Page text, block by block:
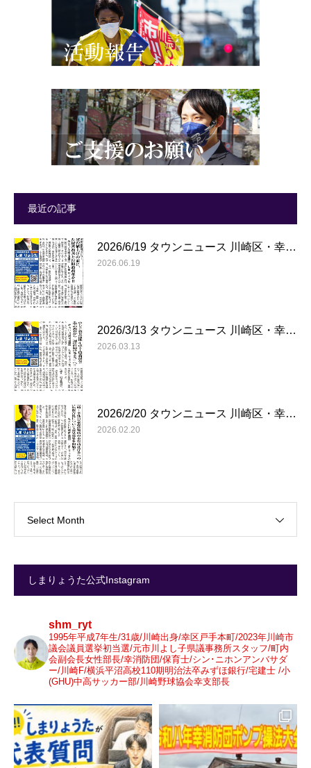
最近の記事
2026/6/19 タウンニュース 川崎区・幸…
2026.06.19
2026/3/13 タウンニュース 川崎区・幸…
2026.03.13
2026/2/20 タウンニュース 川崎区・幸…
2026.02.20
Select Month
しまりょうた公式Instagram
shm_ryt
1995年平成7年生/31歳/川崎出身/幸区戸手本町/2023年川崎市
議会議員選挙初当選/元市川よし子県議事務所スタッフ/町内
会副会長女性部長/幸消防団/保育士/シン･ニホンアンバサダ
ー/川崎F/横浜平沼高校110期明治法卒みずほ銀行/宅建士 /小
(GHU)中高サッカー部/川崎野球協会幸支部長